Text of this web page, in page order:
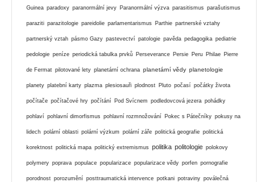
Guinea paradoxy paranormální jevy Paranormální výzva parasitismus parašutismus
paraziti parazitologie pareidolie parlamentarismus Parthie partnerské vztahy
partnerský vztah pásmo Gazy pastevectví patologie pavěda pedagogika pediatrie
pedologie peníze periodická tabulka prvků Perseverance Persie Peru Philae Pierre
de Fermat pilotované lety planetární ochrana planetární vědy planetologie
planety platební karty plazma plesiosauři plodnost Pluto počasí počátky života
počítače počítačové hry počítání Pod Svícnem podledovcová jezera pohádky
pohlaví pohlavní dimorfismus pohlavní rozmnožování Pokec s Pátečníky pokusy na
lidech polární oblasti polární výzkum polární záře politická geografie politická
korektnost politická mapa politický extremismus politika politologie polokovy
polymery poprava populace popularizace popularizace vědy porfen pornografie
porodnost porozumění posttraumatická intervence potkani potraviny poválečná